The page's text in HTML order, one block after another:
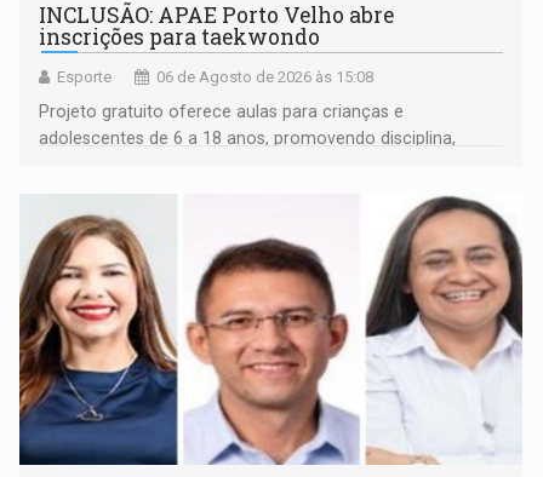
INCLUSÃO: APAE Porto Velho abre
inscrições para taekwondo
Esporte 06 de Agosto de 2026 às 15:08
Projeto gratuito oferece aulas para crianças e
adolescentes de 6 a 18 anos, promovendo disciplina,